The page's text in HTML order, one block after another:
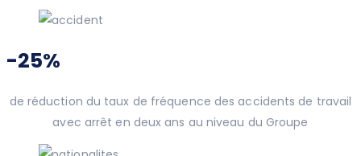
-25%
de réduction du taux de fréquence des accidents de travail
avec arrêt en deux ans au niveau du Groupe